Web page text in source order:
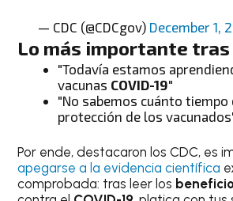
— CDC (@CDCgov) December 1,
Lo más importante tras
"Todavía estamos
vacunas COVID-19"
"No sabemos cuánto tiempo
protección de los
Por ende, destacaron los CDC, es
apegarse a la evidencia científica
comprobada: tras leer los